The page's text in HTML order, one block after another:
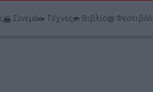
Σινεμά Τέχνες Βιβλίο Φεστιβάλ